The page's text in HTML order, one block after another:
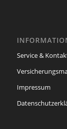
Service &
Impressum